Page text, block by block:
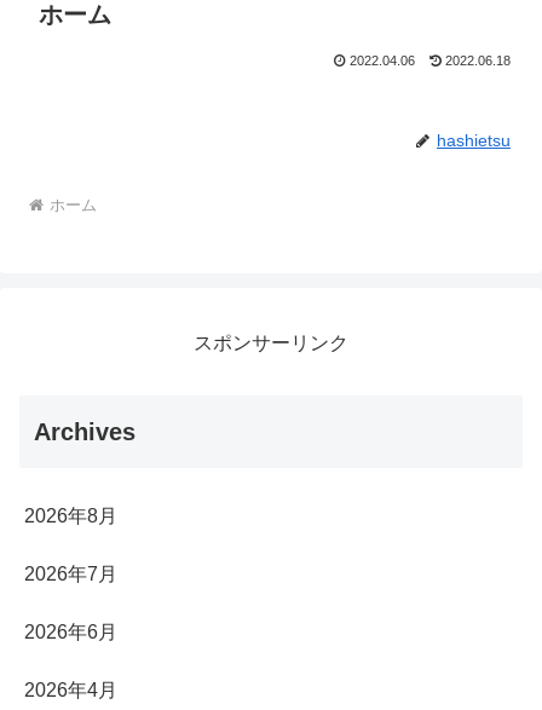
ホーム
2022.04.06 2022.06.18
hashietsu
ホーム
スポンサーリンク
Archives
2026年8月
2026年7月
2026年6月
2026年4月